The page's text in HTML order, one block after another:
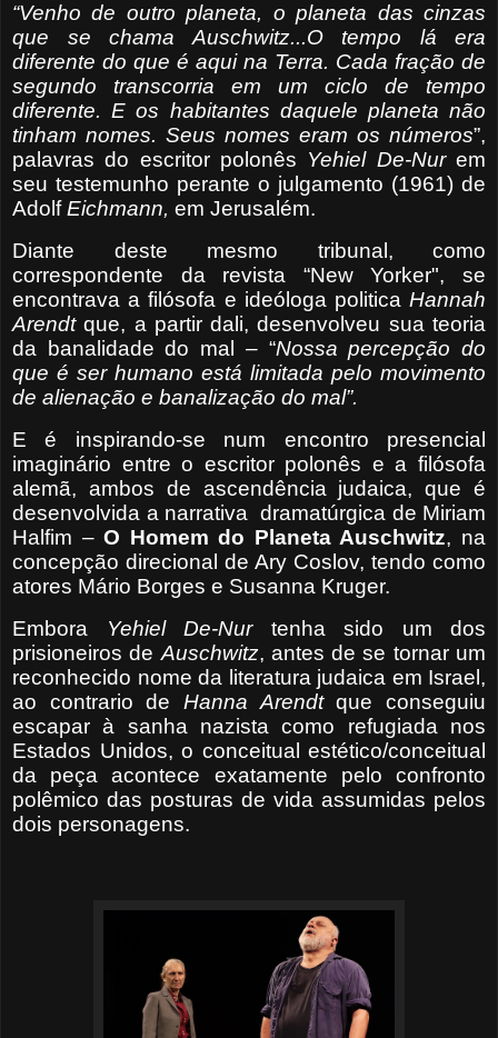
“Venho de outro planeta, o planeta das cinzas
que se chama Auschwitz...O tempo lá era
diferente do que é aqui na Terra. Cada fração de
segundo transcorria em um ciclo de tempo
diferente. E os habitantes daquele planeta não
tinham nomes. Seus nomes eram os números”,
palavras do escritor polonês Yehiel De-Nurem
seu testemunho perante o julgamento (1961) de
AdolfEichmann, em Jerusalém.
Diante deste mesmo tribunal, como
correspondente da revista “New Yorker", se
encontrava a filósofa e ideóloga politica Hannah
Arendtque, a partir dali, desenvolveu sua teoria
da banalidade do mal – “Nossa percepção do
que é ser humano está limitada pelo movimento
de alienação e banalização do mal”.
E é inspirando-se num encontro presencial
imaginário entre o escritor polonês e a filósofa
alemã, ambos de ascendência judaica, que é
desenvolvida a narrativa dramatúrgica de Miriam
Halfim –O Homem do Planeta Auschwitz, na
concepção direcional de Ary Coslov, tendo como
atores Mário Borges e Susanna Kruger.
Embora
Yehiel De-Nurtenha sido um dos
prisioneiros de Auschwitz, antes de se tornar um
reconhecido nome da literatura judaica em Israel,
ao contrario de Hanna Arendtque conseguiu
escapar à sanha nazista como refugiada nos
Estados Unidos, o conceitual estético/conceitual
da peça acontece exatamente pelo confronto
polêmico das posturas de vida assumidas pelos
dois personagens.